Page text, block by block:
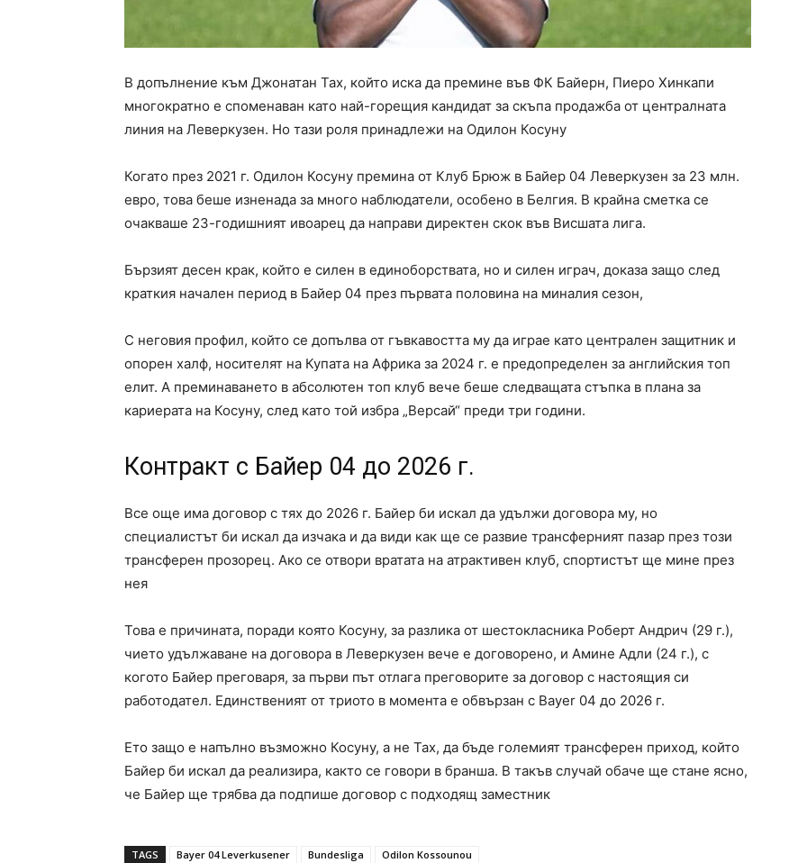
В допълнение към Джонатан Тах, който иска да премине във ФК Байерн, Пиеро Хинкапи
многократно е споменаван като най-горещия кандидат за скъпа продажба от централната
линия на Леверкузен. Но тази роля принадлежи на Одилон Косуну
Когато през 2021 г. Одилон Косуну премина от Клуб Брюж в Байер 04 Леверкузен за 23 млн.
евро, това беше изненада за много наблюдатели, особено в Белгия. В крайна сметка се
очакваше 23-годишният ивоарец да направи директен скок във Висшата лига.
Бързият десен крак, който е силен в единоборствата, но и силен играч, доказа защо след
краткия начален период в Байер 04 през първата половина на миналия сезон,
С неговия профил, който се допълва от гъвкавостта му да играе като централен защитник и
опорен халф, носителят на Купата на Африка за 2024 г. е предопределен за английския топ
елит. А преминаването в абсолютен топ клуб вече беше следващата стъпка в плана за
кариерата на Косуну, след като той избра „Версай“ преди три години.
Контракт с Байер 04 до 2026 г.
Все още има договор с тях до 2026 г. Байер би искал да удължи договора му, но
специалистът би искал да изчака и да види как ще се развие трансферният пазар през този
трансферен прозорец. Ако се отвори вратата на атрактивен клуб, спортистът ще мине през
нея
Това е причината, поради която Косуну, за разлика от шестокласника Роберт Андрич (29 г.),
чието удължаване на договора в Леверкузен вече е договорено, и Амине Адли (24 г.), с
когото Байер преговаря, за първи път отлага преговорите за договор с настоящия си
работодател. Единственият от триото в момента е обвързан с Bayer 04 до 2026 г.
Ето защо е напълно възможно Косуну, а не Тах, да бъде големият трансферен приход, който
Байер би искал да реализира, както се говори в бранша. В такъв случай обаче ще стане ясно,
че Байер ще трябва да подпише договор с подходящ заместник
TAGS Bayer 04 Leverkusener Bundesliga Odilon Kossounou